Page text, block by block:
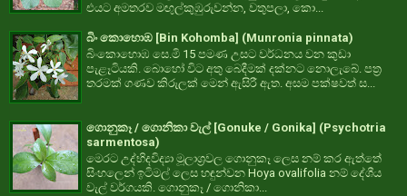
එයට අමතරව මඟුල්කුඹුරුවන්න, වතුපලා, කො...
බිං කොහොඹ [Bin Kohomba] (Munronia pinnata)
බිංකොහොඹ සෙ.මි 15 පමණ උසට වර්ධනය වන කුඩා
පැළෑටියකි. බොහෝ විට අතු බෙදීමක් දක්නට නොලැබේ. පත්‍ර
තරමක් ගණව කිරුලක් මෙන් ඇසිරී ඇත. අසම පක්ෂවත් ස...
ගොනුකෑ / ගොනිකා වැල් [Gonuke / Gonika] (Psychotria
sarmentosa)
මෙරට උද්භිදවිද්‍යා මූලාශ්‍රවල ගොනුකෑ ලෙස නම් කර ඇත්තේ
සිංහලෙන් ඉටිමල් ලෙස හඳුන්වන Hoya ovalifolia නම් දේශීය
වැල් වර්ගයකි. ගොනුකෑ / ගොනිකා...